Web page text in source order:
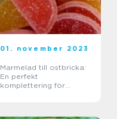
01. november 2023
Marmelad till ostbricka:
En perfekt
komplettering för